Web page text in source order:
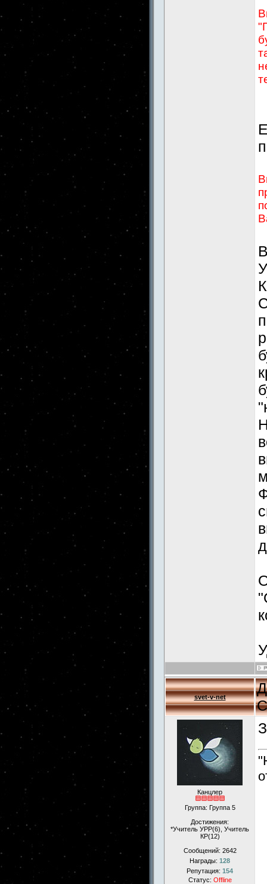
svet-v-net
Канцлер
Группа: Группа 5
Достижения:
*Учитель УРР(6), Учитель
КР(12)
Сообщений: 2642
Награды: 128
Репутация: 154
Статус: Offline